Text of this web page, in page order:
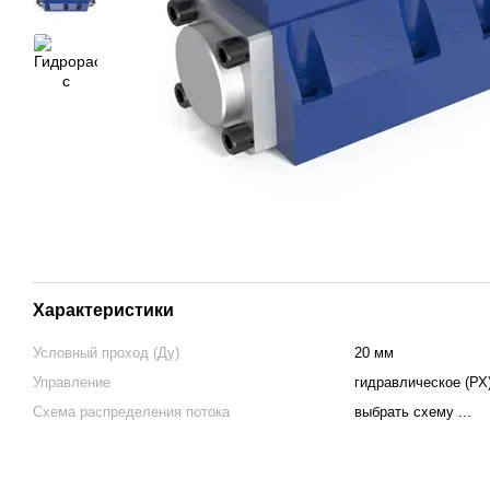
Характеристики
Условный проход (Ду)
20 мм
Управление
гидравлическое
Схема распределения потока
выбрать схему ...